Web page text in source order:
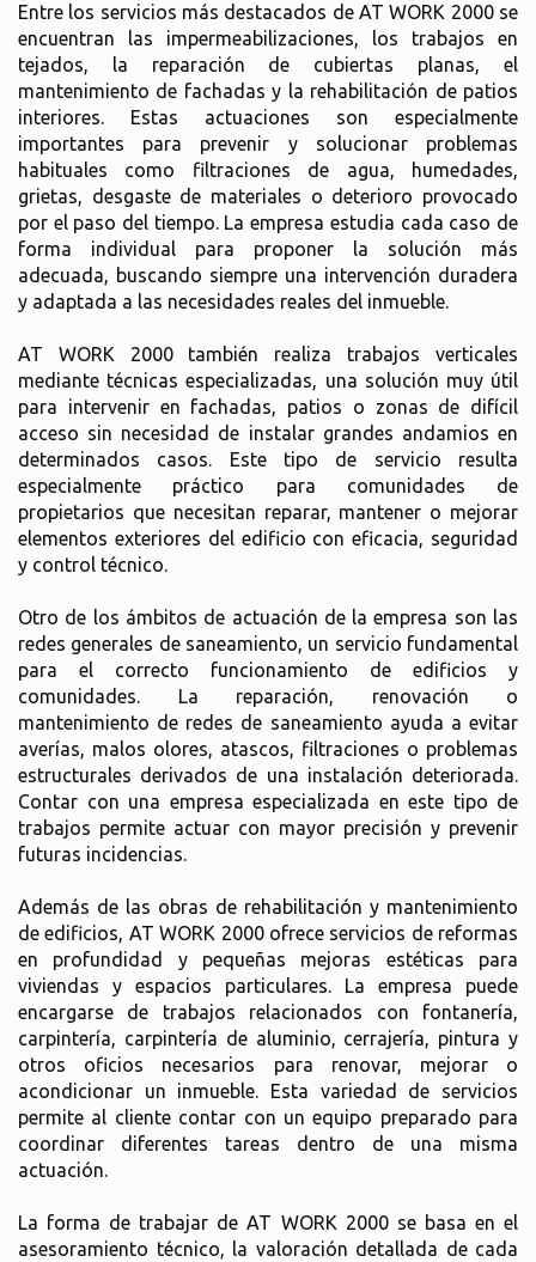
Entre los servicios más destacados de AT WORK 2000 se
encuentran las impermeabilizaciones, los trabajos en
tejados, la reparación de cubiertas planas, el
mantenimiento de fachadas y la rehabilitación de patios
interiores. Estas actuaciones son especialmente
importantes para prevenir y solucionar problemas
habituales como filtraciones de agua, humedades,
grietas, desgaste de materiales o deterioro provocado
por el paso del tiempo. La empresa estudia cada caso de
forma individual para proponer la solución más
adecuada, buscando siempre una intervención duradera
y adaptada a las necesidades reales del inmueble.
AT WORK 2000 también realiza trabajos verticales
mediante técnicas especializadas, una solución muy útil
para intervenir en fachadas, patios o zonas de difícil
acceso sin necesidad de instalar grandes andamios en
determinados casos. Este tipo de servicio resulta
especialmente práctico para comunidades de
propietarios que necesitan reparar, mantener o mejorar
elementos exteriores del edificio con eficacia, seguridad
y control técnico.
Otro de los ámbitos de actuación de la empresa son las
redes generales de saneamiento, un servicio fundamental
para el correcto funcionamiento de edificios y
comunidades. La reparación, renovación o
mantenimiento de redes de saneamiento ayuda a evitar
averías, malos olores, atascos, filtraciones o problemas
estructurales derivados de una instalación deteriorada.
Contar con una empresa especializada en este tipo de
trabajos permite actuar con mayor precisión y prevenir
futuras incidencias.
Además de las obras de rehabilitación y mantenimiento
de edificios, AT WORK 2000 ofrece servicios de reformas
en profundidad y pequeñas mejoras estéticas para
viviendas y espacios particulares. La empresa puede
encargarse de trabajos relacionados con fontanería,
carpintería, carpintería de aluminio, cerrajería, pintura y
otros oficios necesarios para renovar, mejorar o
acondicionar un inmueble. Esta variedad de servicios
permite al cliente contar con un equipo preparado para
coordinar diferentes tareas dentro de una misma
actuación.
La forma de trabajar de AT WORK 2000 se basa en el
asesoramiento técnico, la valoración detallada de cada